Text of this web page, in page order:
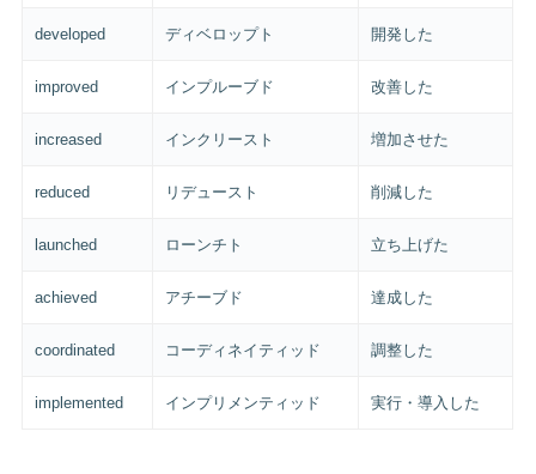
developed ディベロップト 開発した
improved インプルーブド 改善した
increased インクリースト 増加させた
reduced リデュースト 削減した
launched ローンチト 立ち上げた
achieved アチーブド 達成した
coordinated コーディネイティッド 調整した
implemented インプリメンティッド 実行・導入した